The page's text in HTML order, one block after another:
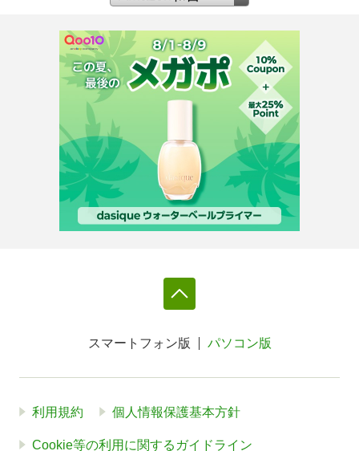
スマートフォン版 パソコン版
利用規約 個人情報保護基本方針
Cookie等の利用に関するガイドライン